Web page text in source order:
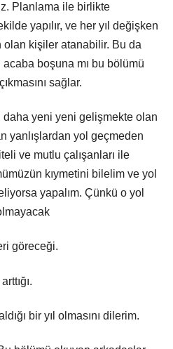
Planlama ile birlikte
yapılır, ve her yıl değişken
kişiler atanabilir. Bu da
boşuna mı bu bölümü
sağlar.
daha yeni yeni gelişmekte olan
yanlışlardan yol geçmeden
ve mutlu çalışanları ile
kıymetini bilelim ve yol
yapalım. Çünkü o yol
göreceği.
bir yıl olmasını dilerim.